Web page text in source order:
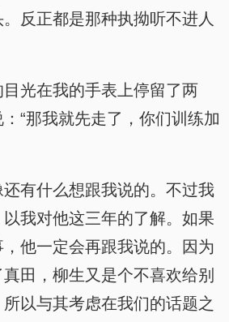
反正都是那种执拗听不进人
光在我的手表上停留了两
“那我就先走了，你们训练加
有什么想跟我说的。不过我
我对他这三年的了解。如果
他一定会再跟我说的。因为
田，柳生又是个不喜欢给别
以与其考虑在我们的话题之